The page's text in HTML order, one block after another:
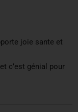
joie sante et
c’est génial pour